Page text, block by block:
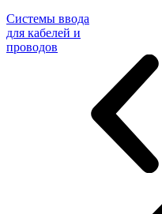
Системы ввода
для кабелей и
проводов